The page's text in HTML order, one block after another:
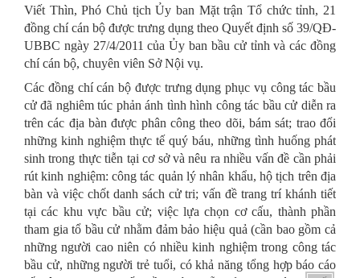
Viết Thìn, Phó Chủ tịch Ủy ban Mặt trận Tổ chức tỉnh, 21
đồng chí cán bộ được trưng dụng theo Quyết định số 39/QĐ-
UBBC ngày 27/4/2011 của Ủy ban bầu cử tỉnh và các đồng
chí cán bộ, chuyên viên Sở Nội vụ.
Các đồng chí cán bộ được trưng dụng phục vụ công tác bầu
cử đã nghiêm túc phản ánh tình hình công tác bầu cử diễn ra
trên các địa bàn được phân công theo dõi, bám sát; trao đổi
những kinh nghiệm thực tế quý báu, những tình huống phát
sinh trong thực tiễn tại cơ sở và nêu ra nhiều vấn đề cần phải
rút kinh nghiệm: công tác quản lý nhân khẩu, hộ tịch trên địa
bàn và việc chốt danh sách cử tri; vấn đề trang trí khánh tiết
tại các khu vực bầu cử; việc lựa chọn cơ cấu, thành phần
tham gia tổ bầu cử nhằm đảm bảo hiệu quả (cần bao gồm cả
những người cao niên có nhiều kinh nghiệm trong công tác
bầu cử, những người trẻ tuổi, có khả năng tổng hợp báo cáo